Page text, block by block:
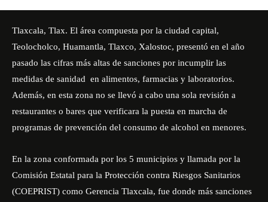
Tlaxcala, Tlax. El área compuesta por la ciudad capital,
Teolocholco, Huamantla, Tlaxco, Xalostoc, presentó en el año
pasado las cifras más altas de sanciones por incumplir las
medidas de sanidad en alimentos, farmacias y laboratorios.
Además, en esta zona no se llevó a cabo una sola revisión a
restaurantes o bares que verificara la puesta en marcha de
programas de prevención del consumo de alcohol en menores.
En la zona conformada por los 5 municipios y llamada por la
Comisión Estatal para la Protección contra Riesgos Sanitarios
(COEPRIST) como Gerencia Tlaxcala, fue donde más sanciones